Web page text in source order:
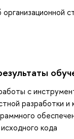
с
разработки и
кода